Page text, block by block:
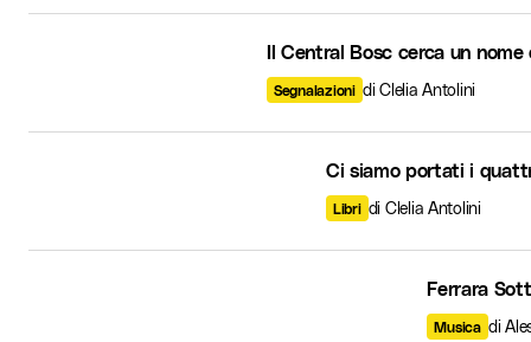
Il Central Bosc cerca un
Segnalazioni di Clelia Antolini
Ci siamo portati i
Libri di Clelia Antolini
Ferrara
Musica di